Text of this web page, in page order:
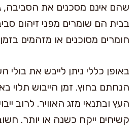
שהם אינם מסכנים את הסביבה,
בבית הם שומרים מפני זיהום
חומרים מסוכנים או מזהמים
באופן כללי ניתן לייבש את בולי
הנחתם בחוץ. זמן הייבוש תלוי
העץ ובתנאי מזג האוויר. לרוב
קשיחים ייקח כשנה או יותר.